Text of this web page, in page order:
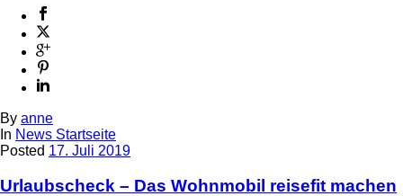
By anne
In News Startseite
Posted 17. Juli 2019
Urlaubscheck – Das Wohnmobil reisefit machen